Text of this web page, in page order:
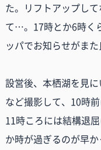
た。リフトアップし
て…。17時とか6時く
ッパでお知らせがまた
設営後、本栖湖を見
など撮影して、10時
11時ころには結構退
か時が過ぎるのが早か